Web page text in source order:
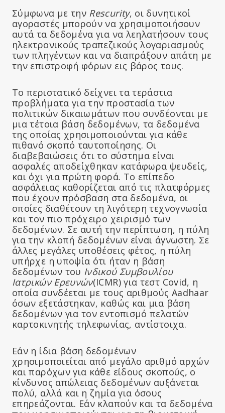
Σύμφωνα με την Rescurity, οι δυνητικοί
αγοραστές μπορούν να χρησιμοποιήσουν
αυτά τα δεδομένα για να λεηλατήσουν τους
ηλεκτρονικούς τραπεζικούς λογαριασμούς
των πληγέντων και να διαπράξουν απάτη με
την επιστροφή φόρων εις βάρος τους.
Το περιστατικό δείχνει τα τεράστια
προβλήματα για την προστασία των
πολιτικών δικαιωμάτων που συνδέονται με
μια τέτοια βάση δεδομένων, τα δεδομένα
της οποίας χρησιμοποιούνται για κάθε
πιθανό σκοπό ταυτοποίησης. Οι
διαβεβαιώσεις ότι το σύστημα είναι
ασφαλές αποδείχθηκαν κατάφωρα ψευδείς,
και όχι για πρώτη φορά. Το επίπεδο
ασφάλειας καθορίζεται από τις πλατφόρμες
που έχουν πρόσβαση στα δεδομένα, οι
οποίες διαθέτουν τη λιγότερη τεχνογνωσία
και τον πιο πρόχειρο χειρισμό των
δεδομένων. Σε αυτή την περίπτωση, η πύλη
για την κλοπή δεδομένων είναι άγνωστη. Σε
άλλες μεγάλες υποθέσεις φέτος, η πύλη
υπήρχε η υποψία ότι ήταν η βάση
δεδομένων του Ινδικού Συμβουλίου
Ιατρικών Ερευνών(ICMR) για τεστ Covid, η
οποία συνδέεται με τους αριθμούς Aadhaar
όσων εξετάστηκαν, καθώς και μια βάση
δεδομένων για τον εντοπισμό πελατών
καρτοκινητής τηλεφωνίας, αντίστοιχα.
Εάν η ίδια βάση δεδομένων
χρησιμοποιείται από μεγάλο αριθμό αρχών
και παρόχων για κάθε είδους σκοπούς, ο
κίνδυνος απώλειας δεδομένων αυξάνεται
πολύ, αλλά και η ζημία για όσους
επηρεάζονται. Εάν κλαπούν και τα δεδομένα